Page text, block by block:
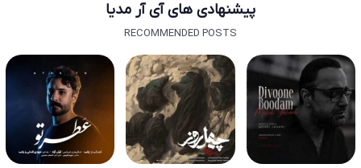
پیشنهادی های آی آر مدیا
RECOMMENDED POSTS